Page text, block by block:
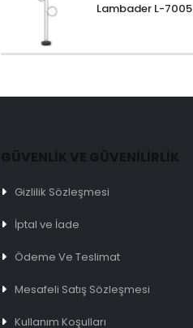
Lambader L-7005
GÜVENLİK VE GÜVENİLİRLİK
Gizlilik Sözleşmesi
İptal ve İade
Ödeme Ve Teslimat
Mesafeli Satış Sözleşmesi
Kullanım Koşulları